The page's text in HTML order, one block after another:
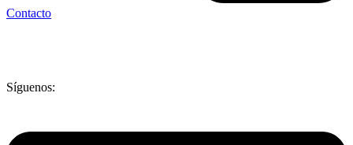
Contacto
Síguenos: